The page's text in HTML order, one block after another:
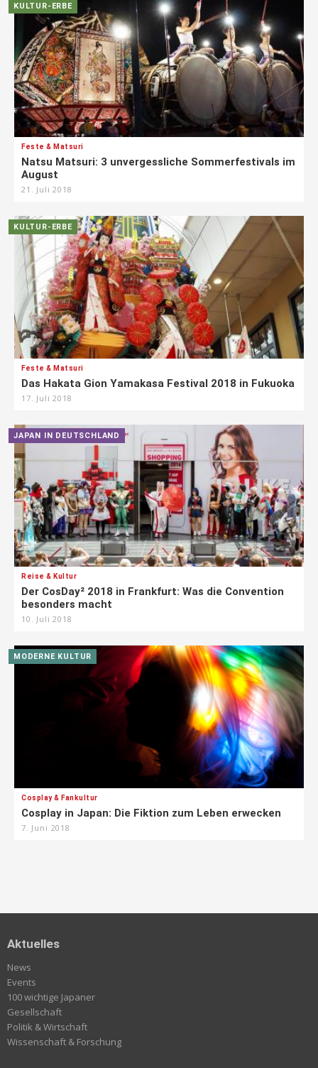
KULTUR-ERBE
Feste & Matsuri
Natsu Matsuri: 3 unvergessliche Sommerfestivals im
August
21. Juli 2018
KULTUR-ERBE
Feste & Matsuri
Das Hakata Gion Yamakasa Festival 2018 in Fukuoka
17. Juli 2018
JAPAN IN DEUTSCHLAND
Reise & Kultur
Der CosDay² 2018 in Frankfurt: Was die Convention
besonders macht
10. Juli 2018
MODERNE KULTUR
Cosplay & Fankultur
Cosplay in Japan: Die Fiktion zum Leben erwecken
7. Juni 2018
Aktuelles
News
Events
100 wichtige Japaner
Gesellschaft
Politik & Wirtschaft
Wissenschaft & Forschung